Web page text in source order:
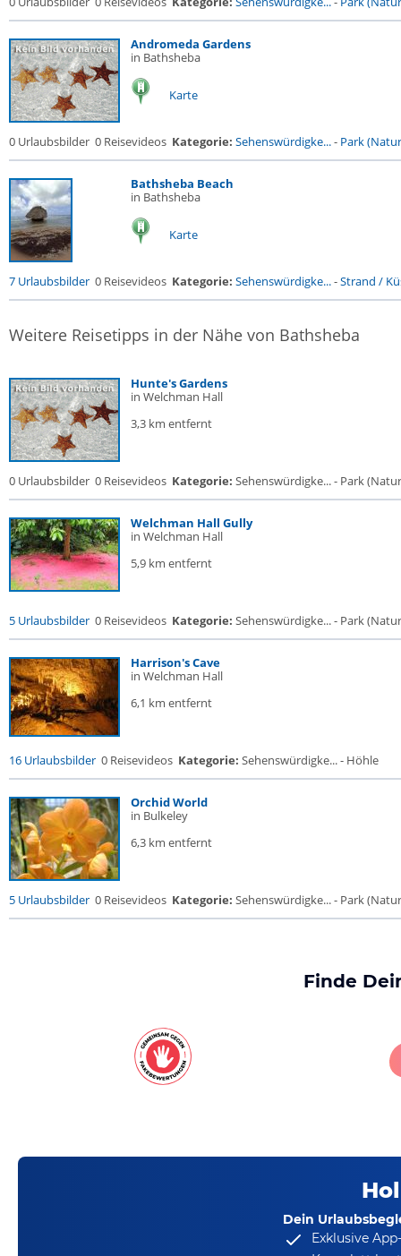
Andromeda Gardens
in Bathsheba
Karte
0 Urlaubsbilder 0 Reisevideos Kategorie: Sehenswürdigke...- Park
Bathsheba Beach
in Bathsheba
Karte
7 Urlaubsbilder 0 Reisevideos Kategorie: Sehenswürdigke...-Strand /
Weitere Reisetipps in der Nähe von Bathsheba
Hunte's Gardens
in Welchman Hall
3,3 km entfernt
0 Urlaubsbilder 0 Reisevideos Kategorie: Sehenswürdigke... - Park
Welchman Hall Gully
in Welchman Hall
5,9 km entfernt
5 Urlaubsbilder 0 Reisevideos Kategorie: Sehenswürdigke... - Park
Harrison's Cave
in Welchman Hall
6,1 km entfernt
16 Urlaubsbilder 0 Reisevideos Kategorie: Sehenswürdigke... - Höhle
Orchid World
in Bulkeley
6,3 km entfernt
5 Urlaubsbilder 0 Reisevideos Kategorie: Sehenswürdigke... - Park
Finde
Dein
Exklusive